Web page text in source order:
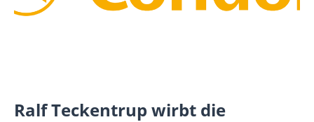
Ralf Teckentrup wirbt die